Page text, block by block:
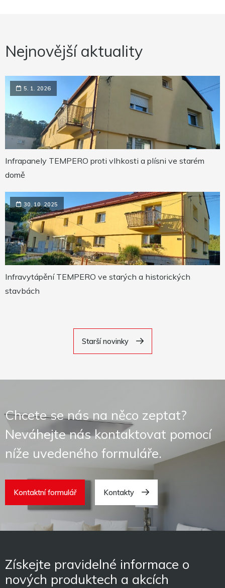
Nejnovější aktuality
5. 1. 2026
Infrapanely TEMPERO proti vlhkosti a plísni ve starém
domě
30. 10. 2025
Infravytápění TEMPERO ve starých a historických
stavbách
Starší novinky
Chcete se nás na něco zeptat?
Neváhejte nás kontaktovat pomocí
níže uvedeného formuláře.
Kontaktní formulář Kontakty
Získejte pravidelné informace o
nových produktech a akcích